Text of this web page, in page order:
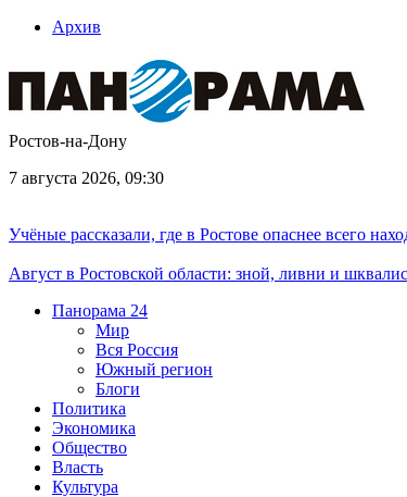
Архив
Ростов-на-Дону
7 августа 2026, 09:30
Учёные рассказали, где в Ростове опаснее всего
Август в Ростовской области: зной, ливни и
Панорама 24
Мир
Вся Россия
Южный регион
Блоги
Политика
Экономика
Общество
Власть
Культура